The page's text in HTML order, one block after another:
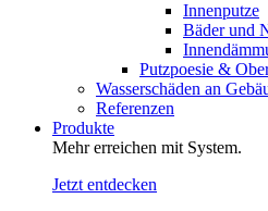
Innenputze
Bäder und
Putzpoesie &
Wasserschäden an
Referenzen
Produkte
Mehr erreichen mit System.
Jetzt entdecken